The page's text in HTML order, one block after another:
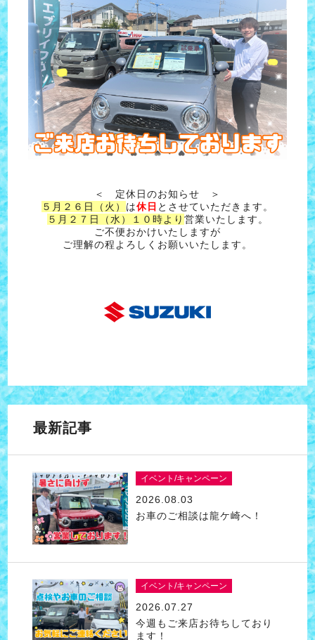
＜ 定休日のお知らせ ＞
５月２６日（火） は休日 とさせていただきます。
５月２７日（水）１０時より 営業いたします。
ご不便おかけいたしますが
ご理解の程よろしくお願いいたします。
最新記事
イベント/キャンペーン
2026.08.03
お車のご相談は龍ケ崎へ！
イベント/キャンペーン
2026.07.27
今週もご来店お待ちしており
ます！